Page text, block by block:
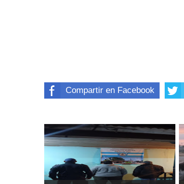
Compartir en Facebook